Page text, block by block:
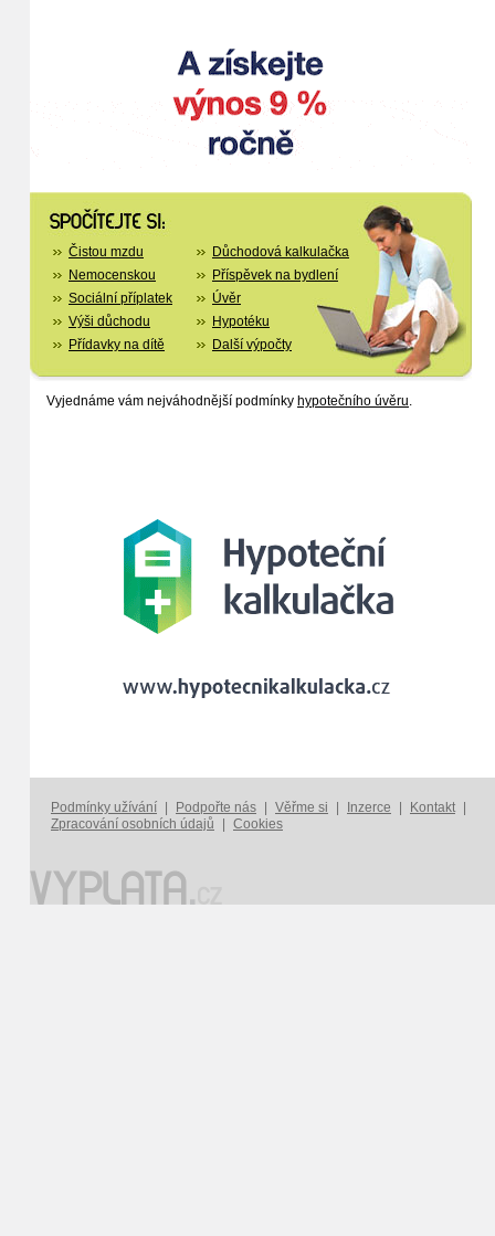
Čistou mzdu
Nemocenskou
Sociální příplatek
Výši důchodu
Přídavky na dítě
Důchodová kalkulačka
Příspěvek na bydlení
Úvěr
Hypotéku
Další výpočty
Vyjednáme vám nejváhodnější podmínky hypotečního úvěru.
Podmínky užívání Podpořte nás Věřme si Inzerce Kontakt
Zpracování osobních údajů
Cookies